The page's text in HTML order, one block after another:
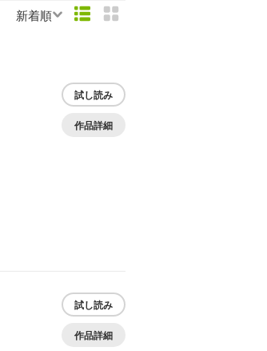
新着順
試し読み
作品詳細
試し読み
作品詳細